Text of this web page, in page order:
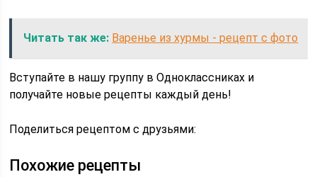
Читать так же: Варенье из хурмы - рецепт с фото
Вступайте в нашу группу в Одноклассниках и
получайте новые рецепты каждый день!
Поделиться рецептом с друзьями:
Похожие рецепты